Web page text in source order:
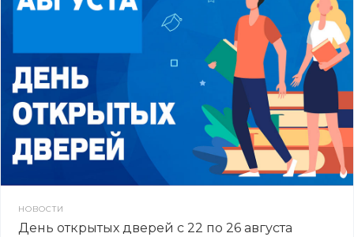
НОВОСТИ
День открытых дверей с 22 по 26 августа